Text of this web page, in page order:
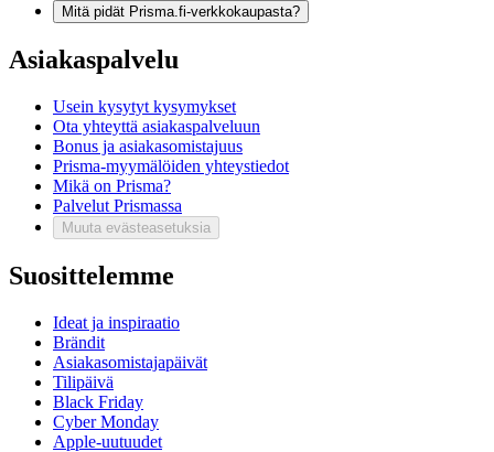
Mitä pidät Prisma.fi-verkkokaupasta?
Asiakaspalvelu
Usein kysytyt kysymykset
Ota yhteyttä asiakaspalveluun
Bonus ja asiakasomistajuus
Prisma-myymälöiden yhteystiedot
Mikä on Prisma?
Palvelut Prismassa
Muuta evästeasetuksia
Suosittelemme
Ideat ja inspiraatio
Brändit
Asiakasomistajapäivät
Tilipäivä
Black Friday
Cyber Monday
Apple-uutuudet